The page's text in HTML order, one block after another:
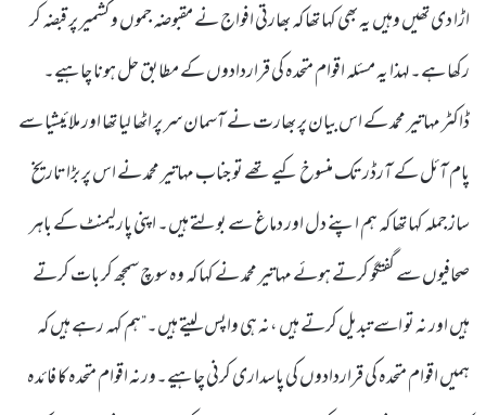
اڑا دی تھیں وہیں یہ بھی کہا تھا کہ بھارتی افواج نے مقبوضہ جموں و کشمیر پر قبضہ کر
رکھا ہے۔ لہذا یہ مسئلہ اقوام متحدہ کی قراردادوں کے مطابق حل ہونا چاہیے۔
ڈاکٹر مہاتیر محمد کے اس بیان پر بھارت نے آسمان سر پر اٹھا لیا تھا اور ملائیشیا سے
پام آئل کے آرڈر تک منسوخ کیے تھے تو جناب مہاتیر محمد نے اس پر بڑا تاریخ
ساز جملہ کہا تھا کہ ہم اپنے دل اور دماغ سے بولتے ہیں۔ اپنی پارلیمنٹ کے باہر
صحافیوں سے گفتگو کرتے ہوئے مہاتیر محمد نے کہا کہ وہ سوچ سمجھ کر بات کرتے
ہیں اور نہ تو اسے تبدیل کرتے ہیں ،نہ ہی واپس لیتے ہیں۔”ہم کہہ رہے ہیں کہ
ہمیں اقوام متحدہ کی قراردادوں کی پاسداری کرنی چاہیے۔ورنہ اقوام متحدہ کا فائدہ